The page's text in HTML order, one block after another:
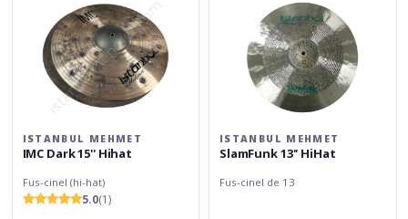
ISTANBUL MEHMET
IMC Dark 15'' Hihat
Fus-cinel (hi-hat)
5.0(1)
ISTANBUL MEHMET
SlamFunk 13'' HiHat
Fus-cinel de 13